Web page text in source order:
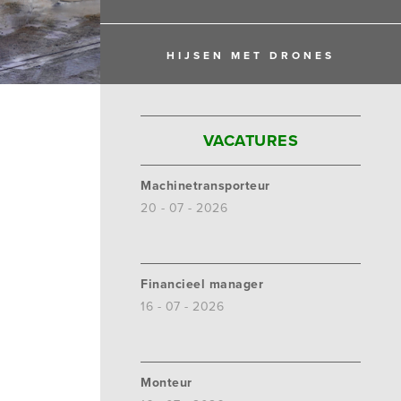
HIJSEN MET DRONES
VACATURES
Machinetransporteur
20 - 07 - 2026
Financieel manager
16 - 07 - 2026
Monteur